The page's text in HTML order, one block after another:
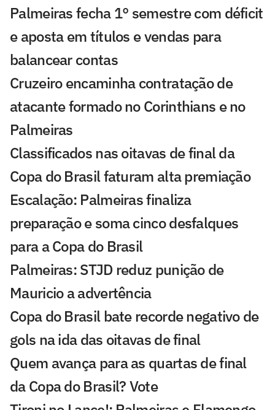
Palmeiras fecha 1° semestre com déficit
e aposta em títulos e vendas para
balancear contas
Cruzeiro encaminha contratação de
atacante formado no Corinthians e no
Palmeiras
Classificados nas oitavas de final da
Copa do Brasil faturam alta premiação
Escalação: Palmeiras finaliza
preparação e soma cinco desfalques
para a Copa do Brasil
Palmeiras: STJD reduz punição de
Mauricio a advertência
Copa do Brasil bate recorde negativo de
gols na ida das oitavas de final
Quem avança para as quartas de final
da Copa do Brasil? Vote